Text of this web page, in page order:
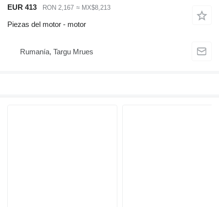
EUR 413 RON 2,167 ≈ MX$8,213
Piezas del motor - motor
Rumanía, Targu Mrues